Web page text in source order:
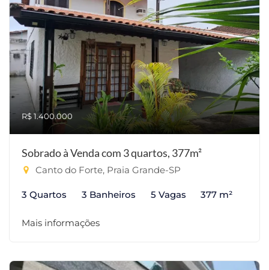
R$ 1.400.000
Sobrado à Venda com 3 quartos, 377m²
Canto do Forte, Praia Grande-SP
3 Quartos 3 Banheiros 5 Vagas 377 m²
Mais informações